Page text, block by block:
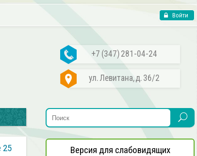
Войти
+7 (347) 281-04-24
ул. Левитана, д. 36/2
Версия для слабовидящих
25